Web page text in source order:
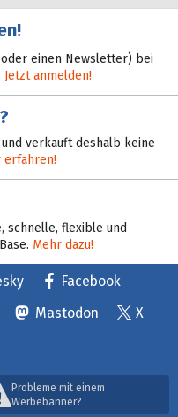
einen Newsletter) bei
Jetzt anmelden!
verkauft deshalb keine
erfahren!
schnelle, flexible und
Mehr dazu!
Facebook
Mastodon
X
Probleme mit einem
Werbebanner?